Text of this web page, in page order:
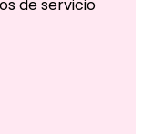
de servicio